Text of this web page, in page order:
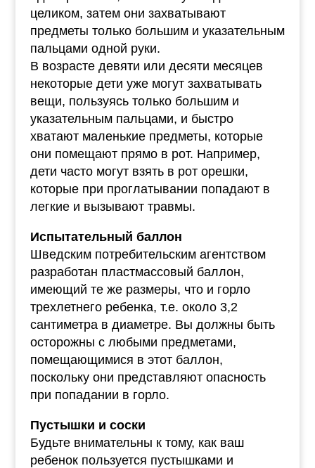
целиком, затем они захватывают
предметы только большим и указательным
пальцами одной руки.
В возрасте девяти или десяти месяцев
некоторые дети уже могут захватывать
вещи, пользуясь только большим и
указательным пальцами, и быстро
хватают маленькие предметы, которые
они помещают прямо в рот. Например,
дети часто могут взять в рот орешки,
которые при проглатывании попадают в
легкие и вызывают травмы.
Испытательный баллон
Шведским потребительским агентством
разработан пластмассовый баллон,
имеющий те же размеры, что и горло
трехлетнего ребенка, т.е. около 3,2
сантиметра в диаметре. Вы должны быть
осторожны с любыми предметами,
помещающимися в этот баллон,
поскольку они представляют опасность
при попадании в горло.
Пустышки и соски
Будьте внимательны к тому, как ваш
ребенок пользуется пустышками и